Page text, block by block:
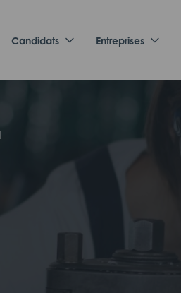
Candidats Entreprises